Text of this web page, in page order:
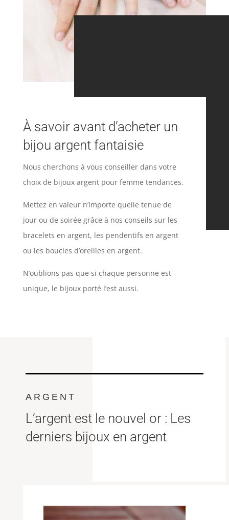
À savoir avant d’acheter un
bijou argent fantaisie
Nous cherchons à vous conseiller dans votre
choix de bijoux argent pour femme tendances.
Mettez en valeur n’importe quelle tenue de
jour ou de soirée grâce à nos conseils sur les
bracelets en argent, les pendentifs en argent
ou les boucles d’oreilles en argent.
N’oublions pas que si chaque personne est
unique, le bijoux porté l’est aussi.
ARGENT
L’argent est le nouvel or : Les
derniers bijoux en argent